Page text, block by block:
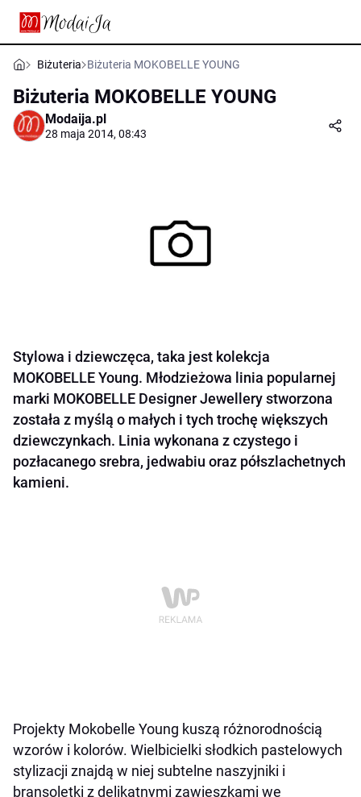
Biżuteria Biżuteria MOKOBELLE YOUNG
Biżuteria MOKOBELLE YOUNG
Modaija.pl
28 maja 2014, 08:43
Stylowa i dziewczęca, taka jest kolekcja
MOKOBELLE Young. Młodzieżowa linia popularnej
marki MOKOBELLE Designer Jewellery stworzona
została z myślą o małych i tych trochę większych
dziewczynkach. Linia wykonana z czystego i
pozłacanego srebra, jedwabiu oraz półszlachetnych
kamieni.
Projekty Mokobelle Young kuszą różnorodnością
wzorów i kolorów. Wielbicielki słodkich pastelowych
stylizacji znajdą w niej subtelne naszyjniki i
bransoletki z delikatnymi zawieszkami we